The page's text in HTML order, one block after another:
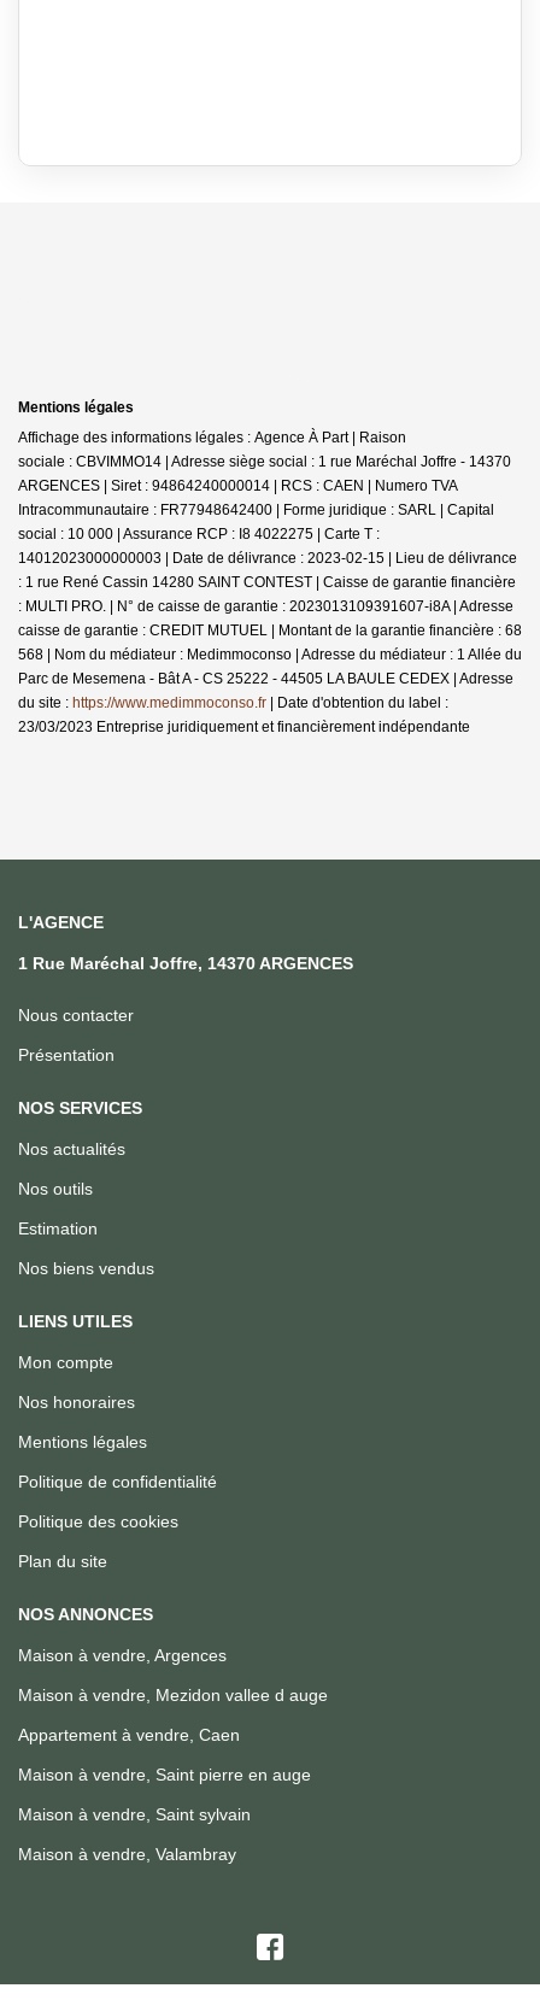
Mentions légales
Affichage des informations légales : Agence À Part | Raison
sociale : CBVIMMO14 | Adresse siège social : 1 rue Maréchal Joffre - 14370
ARGENCES | Siret : 94864240000014 | RCS : CAEN | Numero TVA
Intracommunautaire : FR77948642400 | Forme juridique : SARL | Capital
social : 10 000 | Assurance RCP : I8 4022275 | Carte T :
14012023000000003 | Date de délivrance : 2023-02-15 | Lieu de délivrance
: 1 rue René Cassin 14280 SAINT CONTEST | Caisse de garantie financière
: MULTI PRO. | N° de caisse de garantie : 2023013109391607-i8A | Adresse
caisse de garantie : CREDIT MUTUEL | Montant de la garantie financière : 68
568 | Nom du médiateur : Medimmoconso | Adresse du médiateur : 1 Allée du
Parc de Mesemena - Bât A - CS 25222 - 44505 LA BAULE CEDEX | Adresse
du site : https://www.medimmoconso.fr | Date d'obtention du label :
23/03/2023 Entreprise juridiquement et financièrement indépendante
L'AGENCE
1 Rue Maréchal Joffre, 14370 ARGENCES
Nous contacter
Présentation
NOS SERVICES
Nos actualités
Nos outils
Estimation
Nos biens vendus
LIENS UTILES
Mon compte
Nos honoraires
Mentions légales
Politique de confidentialité
Politique des cookies
Plan du site
NOS ANNONCES
Maison à vendre, Argences
Maison à vendre, Mezidon vallee d auge
Appartement à vendre, Caen
Maison à vendre, Saint pierre en auge
Maison à vendre, Saint sylvain
Maison à vendre, Valambray